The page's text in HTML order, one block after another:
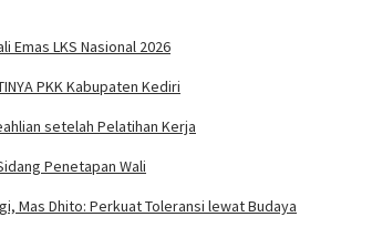
Emas LKS Nasional 2026
PKK Kabupaten Kediri
setelah Pelatihan Kerja
Penetapan Wali
Mas Dhito: Perkuat Toleransi lewat Budaya